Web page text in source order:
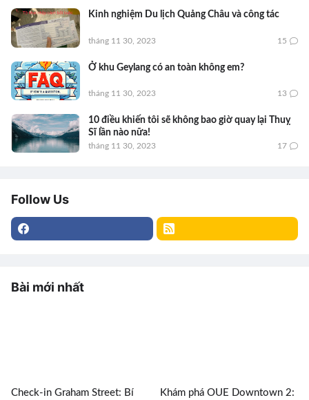
Kinh nghiệm Du lịch Quảng Châu và công tác
tháng 11 30, 2023 15
Ở khu Geylang có an toàn không em?
tháng 11 30, 2023 13
10 điều khiến tôi sẽ không bao giờ quay lại Thuỵ
Sĩ lần nào nữa!
tháng 11 30, 2023 17
Follow Us
Bài mới nhất
Check-in Graham Street: Bí Khám phá OUE Downtown 2: